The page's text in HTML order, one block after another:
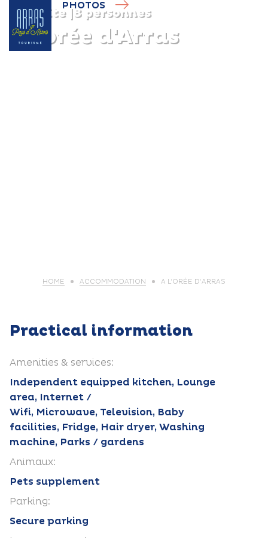
Gîte |8 personnes
A l'orée d'Arras
PHOTOS
HOME ACCOMMODATION A L’ORÉE D’ARRAS
Practical information
Amenities & services:
Independent equipped kitchen, Lounge
area, Internet /
Wifi, Microwave, Television, Baby
facilities, Fridge, Hair dryer, Washing
machine, Parks / gardens
Animaux:
Pets supplement
Parking:
Secure parking